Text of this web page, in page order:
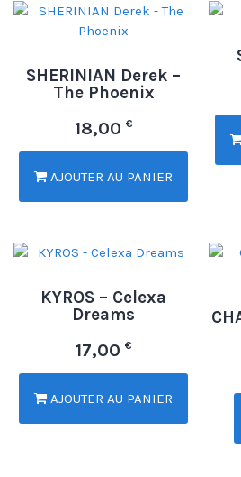
SHERINIAN Derek –
The Phoenix
18,00 €
AJOUTER AU PANIER
KYROS – Celexa
Dreams
17,00 €
AJOUTER AU PANIER